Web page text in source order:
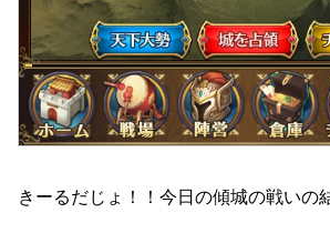
きーるだじょ！！今日の傾城の戦いの